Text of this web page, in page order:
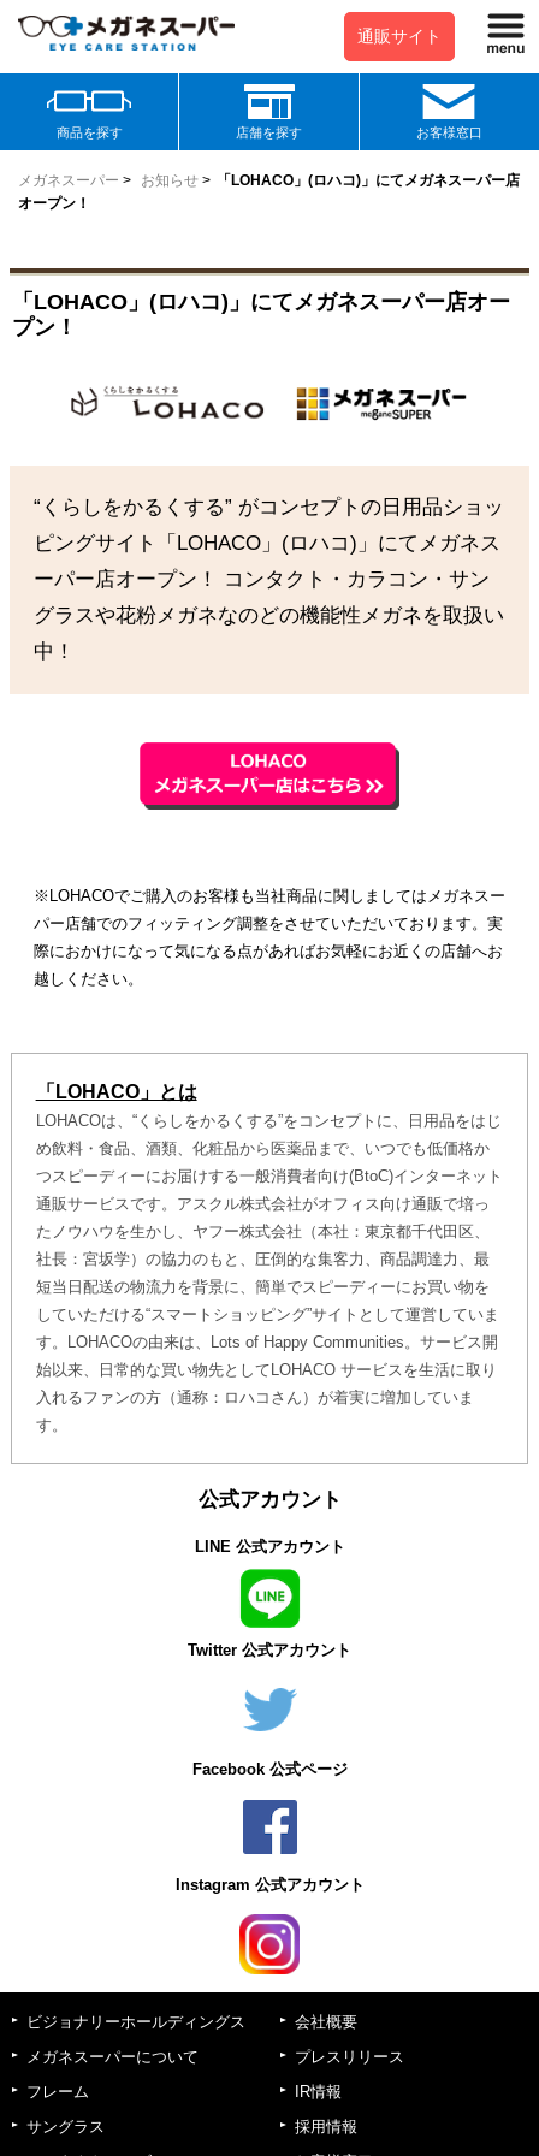
通販サイト
商品を探す 店舗を探す お客様窓口
メガネスーパー > お知らせ >
「LOHACO」(ロハコ)」にてメガネスーパー店
オープン！
「LOHACO」(ロハコ)」にてメガネスーパー店オー
プン！
“くらしをかるくする” がコンセプトの日用品ショッ
ピングサイト「LOHACO」(ロハコ)」にてメガネス
ーパー店オープン！ コンタクト・カラコン・サン
グラスや花粉メガネなのどの機能性メガネを取扱い
中！
※LOHACOでご購入のお客様も当社商品に関しましてはメガネスー
パー店舗でのフィッティング調整をさせていただいております。実
際におかけになって気になる点があればお気軽にお近くの店舗へお
越しください。
「LOHACO」とは
LOHACOは、“くらしをかるくする”をコンセプトに、日用品をはじ
め飲料・食品、酒類、化粧品から医薬品まで、いつでも低価格か
つスピーディーにお届けする一般消費者向け(BtoC)インターネット
通販サービスです。アスクル株式会社がオフィス向け通販で培っ
たノウハウを生かし、ヤフー株式会社（本社：東京都千代田区、
社長：宮坂学）の協力のもと、圧倒的な集客力、商品調達力、最
短当日配送の物流力を背景に、簡単でスピーディーにお買い物を
していただける“スマートショッピング”サイトとして運営していま
す。LOHACOの由来は、Lots of Happy Communities。サービス開
始以来、日常的な買い物先としてLOHACO サービスを生活に取り
入れるファンの方（通称：ロハコさん）が着実に増加していま
す。
公式アカウント
LINE 公式アカウント
Twitter 公式アカウント
Facebook 公式ページ
Instagram 公式アカウント
ビジョナリーホールディングス
メガネスーパーについて
フレーム
サングラス
会社概要
プレスリリース
IR情報
採用情報